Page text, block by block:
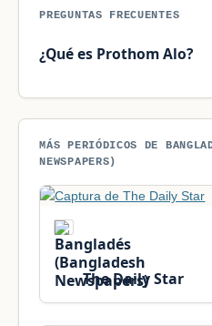
PREGUNTAS FRECUENTES
¿Qué es Prothom Alo?
MÁS PERIÓDICOS DE
NEWSPAPERS)
The Daily Star